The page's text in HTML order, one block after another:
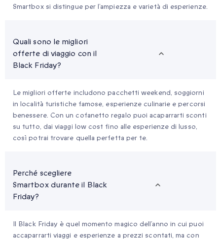
Smartbox si distingue per l’ampiezza e varietà di esperienze.
Quali sono le migliori
offerte di viaggio con il
Black Friday?
Le migliori offerte includono pacchetti weekend, soggiorni
in località turistiche famose, esperienze culinarie e percorsi
benessere. Con un cofanetto regalo puoi acaparrarti sconti
su tutto, dai viaggi low cost fino alle esperienze di lusso,
così potrai trovare quella perfetta per te.
Perché scegliere
Smartbox durante il Black
Friday?
Il Black Friday è quel momento magico dell’anno in cui puoi
accaparrarti viaggi e esperienze a prezzi scontati, ma con